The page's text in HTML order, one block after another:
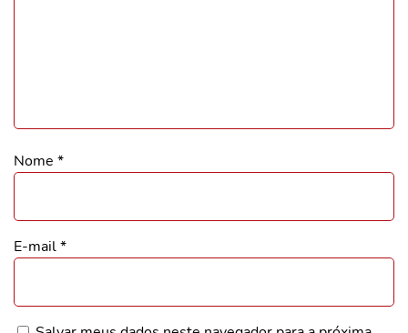
Nome *
E-mail*